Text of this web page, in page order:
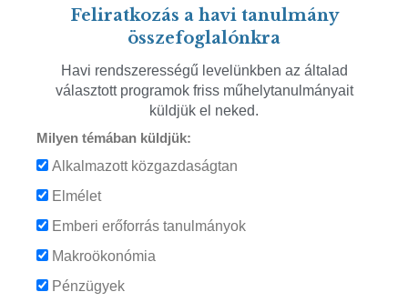
Feliratkozás a havi tanulmány
összefoglalónkra
Havi rendszerességű levelünkben az általad
választott programok friss műhelytanulmányait
küldjük el neked.
Milyen témában küldjük:
Alkalmazott közgazdaságtan
Elmélet
Emberi erőforrás tanulmányok
Makroökonómia
Pénzügyek